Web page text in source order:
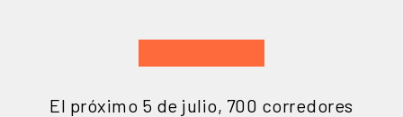
El próximo 5 de julio, 700 corredores